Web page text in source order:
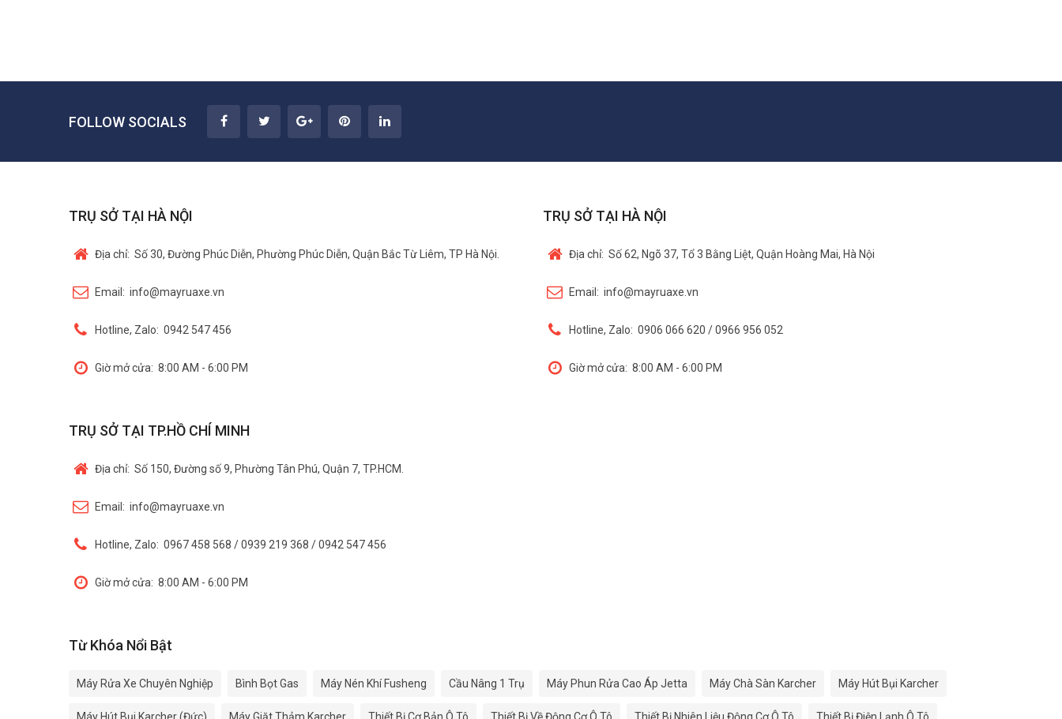
FOLLOW SOCIALS
TRỤ SỞ TẠI HÀ NỘI
Địa chỉ: Số 30, Đường Phúc Diễn, Phường Phúc Diễn, Quận Bắc Từ Liêm, TP Hà Nội.
Email: info@mayruaxe.vn
Hotline, Zalo: 0942 547 456
Giờ mở cửa: 8:00 AM - 6:00 PM
TRỤ SỞ TẠI HÀ NỘI
Địa chỉ: Số 62, Ngõ 37, Tổ 3 Bằng Liệt, Quận Hoàng Mai, Hà Nội
Email: info@mayruaxe.vn
Hotline, Zalo: 0906 066 620 / 0966 956 052
Giờ mở cửa: 8:00 AM - 6:00 PM
TRỤ SỞ TẠI TP.HỒ CHÍ MINH
Địa chỉ: Số 150, Đường số 9, Phường Tân Phú, Quận 7, TP.HCM.
Email: info@mayruaxe.vn
Hotline, Zalo: 0967 458 568 / 0939 219 368 / 0942 547 456
Giờ mở cửa: 8:00 AM - 6:00 PM
Từ Khóa Nổi Bật
Máy Rửa Xe Chuyên Nghiệp Bình Bọt Gas Máy Nén Khí Fusheng Cầu Nâng 1 Trụ Máy Phun Rửa Cao Áp Jetta Máy Chà Sàn Karcher Máy Hút Bụi Karcher